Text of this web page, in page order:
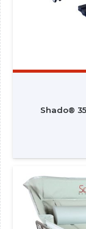
Shado®